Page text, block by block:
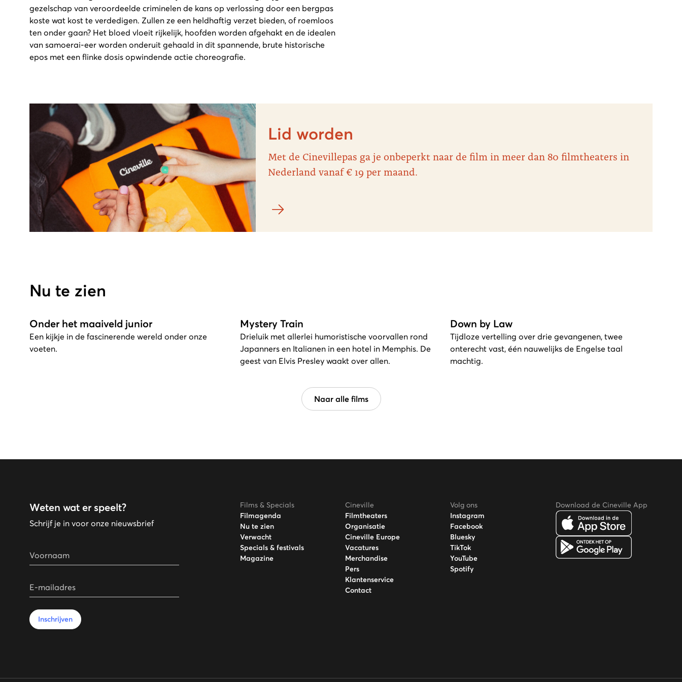
gezelschap van veroordeelde criminelen de kans op verlossing door een bergpas
koste wat kost te verdedigen. Zullen ze een heldhaftig verzet bieden, of roemloos
ten onder gaan? Het bloed vloeit rijkelijk, hoofden worden afgehakt en de idealen
van samoerai-eer worden onderuit gehaald in dit spannende, brute historische
epos met een flinke dosis opwindende actie choreografie.
Lid worden
Met de Cinevillepas ga je onbeperkt naar de film in meer dan 80 filmtheaters in
Nederland vanaf € 19 per maand.
Nu te zien
Onder het maaiveld junior
Een kijkje in de fascinerende wereld onder onze
voeten.
Mystery Train
Drieluik met allerlei humoristische voorvallen rond
Japanners en Italianen in een hotel in Memphis. De
geest van Elvis Presley waakt over allen.
Down by Law
Tijdloze vertelling over drie gevangenen, twee
onterecht vast, één nauwelijks de Engelse taal
machtig.
Naar alle films
Weten wat er speelt?
Schrijf je in voor onze nieuwsbrief
Voornaam
E-mailadres
Inschrijven
Films & Specials
Filmagenda
Nu te zien
Verwacht
Specials & festivals
Magazine
Cineville
Filmtheaters
Organisatie
Cineville Europe
Vacatures
Merchandise
Pers
Klantenservice
Contact
Volg ons
Instagram
Facebook
Bluesky
TikTok
YouTube
Spotify
Download de Cineville App